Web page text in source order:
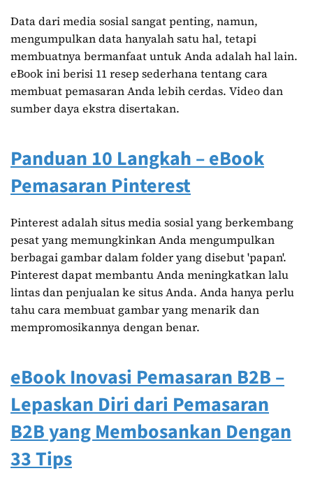
Data dari media sosial sangat penting, namun,
mengumpulkan data hanyalah satu hal, tetapi
membuatnya bermanfaat untuk Anda adalah hal lain.
eBook ini berisi 11 resep sederhana tentang cara
membuat pemasaran Anda lebih cerdas. Video dan
sumber daya ekstra disertakan.
Panduan 10 Langkah – eBook
Pemasaran Pinterest
Pinterest adalah situs media sosial yang berkembang
pesat yang memungkinkan Anda mengumpulkan
berbagai gambar dalam folder yang disebut 'papan'.
Pinterest dapat membantu Anda meningkatkan lalu
lintas dan penjualan ke situs Anda. Anda hanya perlu
tahu cara membuat gambar yang menarik dan
mempromosikannya dengan benar.
eBook Inovasi Pemasaran B2B –
Lepaskan Diri dari Pemasaran
B2B yang Membosankan Dengan
33 Tips